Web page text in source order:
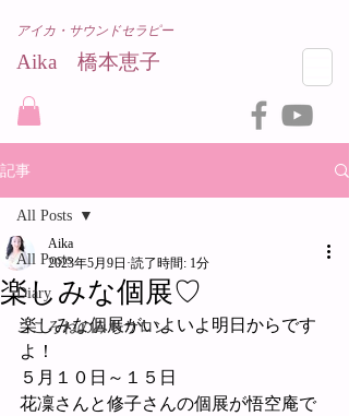
Aika 橋本恵子​
アイカ・サウンドセラピー
記事
All Posts
Diary
こころねのみちサロン
All Posts
楽しみな個展♡
Aika
2023年5月9日 読了時間: 1分
楽しみな個展がいよいよ明日からです
よ！
５月１０日～１５日
花凜さんと修子さんの個展が悟空庵で